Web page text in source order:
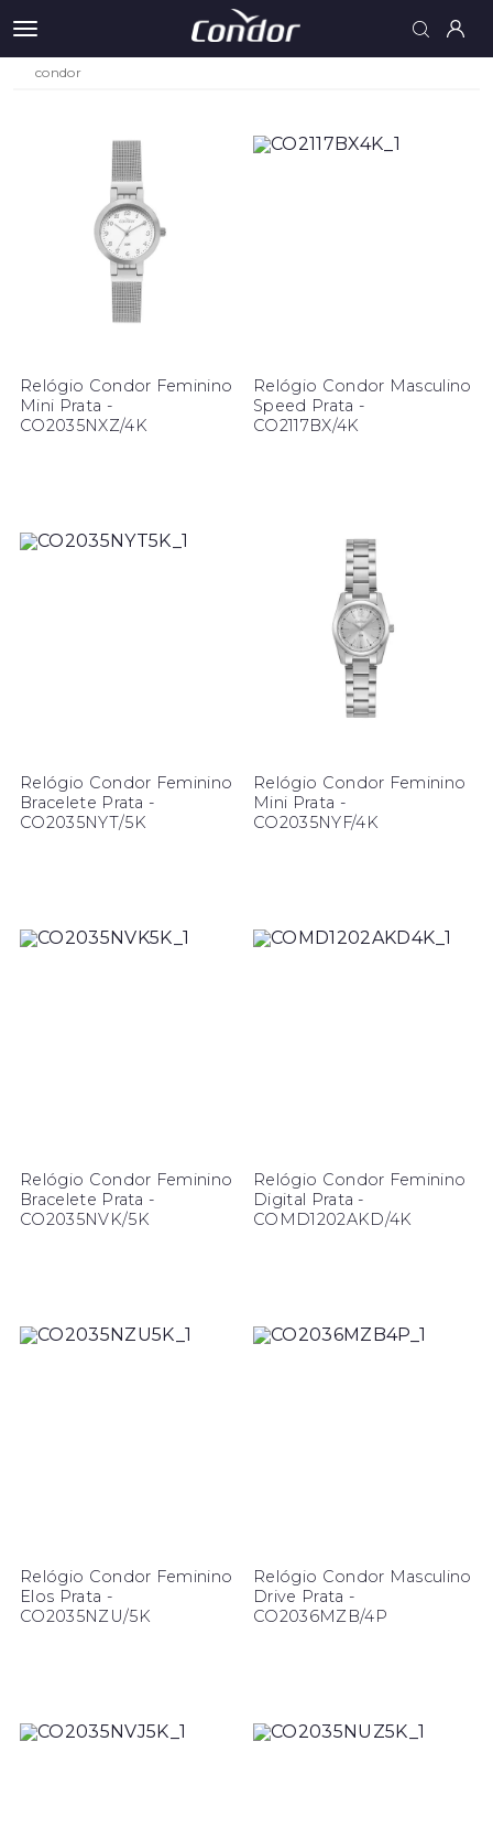
condor
Relógio Condor Feminino
Mini Prata -
CO2035NXZ/4K
Relógio Condor Masculino
Speed Prata -
CO2117BX/4K
Relógio Condor Feminino
Bracelete Prata -
CO2035NYT/5K
Relógio Condor Feminino
Mini Prata -
CO2035NYF/4K
Relógio Condor Feminino
Bracelete Prata -
CO2035NVK/5K
Relógio Condor Feminino
Digital Prata -
COMD1202AKD/4K
Relógio Condor Feminino
Elos Prata -
CO2035NZU/5K
Relógio Condor Masculino
Drive Prata -
CO2036MZB/4P